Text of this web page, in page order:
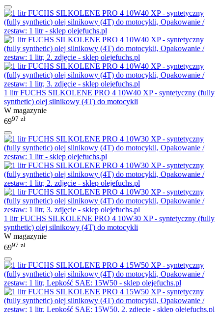
1 litr FUCHS SILKOLENE PRO 4 10W40 XP - syntetyczny (fully
synthetic) olej silnikowy (4T) do motocykli
W magazynie
6997 zł
1 litr FUCHS SILKOLENE PRO 4 10W30 XP - syntetyczny (fully
synthetic) olej silnikowy (4T) do motocykli
W magazynie
6997 zł